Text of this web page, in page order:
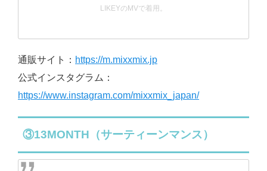
LIKEYのMVで着用。
通販サイト： https://m.mixxmix.jp
公式インスタグラム：
https://www.instagram.com/mixxmix_japan/
③13MONTH（サーティーンマンス）